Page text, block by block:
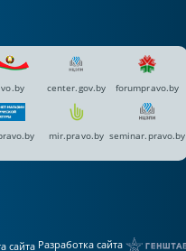
center.gov.by forumpravo.by
mir.pravo.by seminar.pravo.by
сайта Разработка сайта